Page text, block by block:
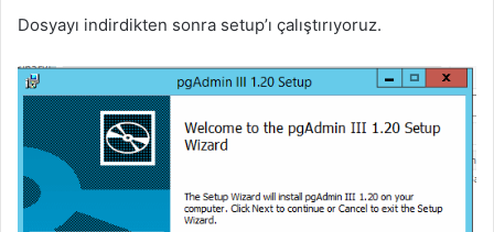
Dosyayı indirdikten sonra setup’ı çalıştırıyoruz.